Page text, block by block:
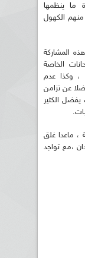
ما ينظمها
منهم الكهول
المشاركة
الخاصة
، وكذا عدم
عن تزامن
الكثير
، ماعدا غلق
،مع تواجد